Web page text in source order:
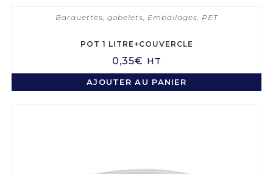
Barquettes, gobelets, Emballages, PET
POT 1 LITRE+COUVERCLE
0,35€ HT
AJOUTER AU PANIER